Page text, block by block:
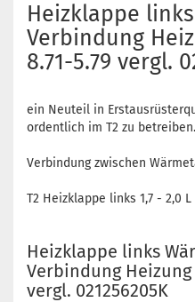
Heizklappe
Verbindung
8.71-5.79 vergl.
ein Neuteil in
ordentlich im T2 zu betreiben.
Verbindung zwischen
T2 Heizklappe links 1,7 - 2,0
Heizklappe links
Verbindung Heizung
vergl. 021256205K